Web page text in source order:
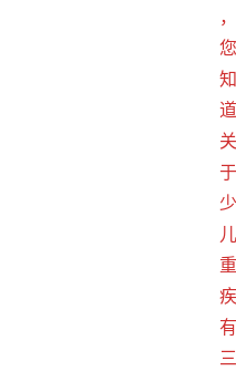
，
您
知
道
关
于
少
儿
重
疾
有
三